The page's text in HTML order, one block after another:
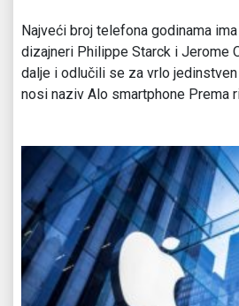
Najveći broj telefona godinama
dizajneri Philippe Starck i Jerome
dalje i odlučili se za vrlo
nosi naziv Alo smartphone Prema